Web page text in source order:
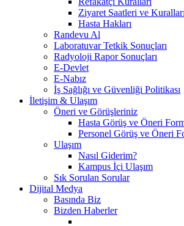
Ziyaret Saatleri ve Kuralları
Hasta Hakları
Randevu Al
Laboratuvar Tetkik Sonuçları
Radyoloji Rapor Sonuçları
E-Devlet
E-Nabız
İş Sağlığı ve Güvenliği Politikası
İletişim & Ulaşım
Öneri ve Görüşleriniz
Hasta Görüş ve Öneri
Personel Görüş ve Öneri
Ulaşım
Nasıl Giderim?
Kampus İçi Ulaşım
Sık Sorulan Sorular
Dijital Medya
Basında Biz
Bizden Haberler